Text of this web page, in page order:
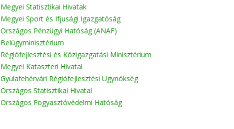
Megyei Statisztikai Hivatak
Megyei Sport és Ifjusági Igazgatóság
Országos Pénzügyi Hatóság (ANAF)
Belügyminisztérium
Régiófejlesztési és Közigazgatási Minisztérium
Megyei Kataszteri Hivatal
Gyulafehérvári Régiófejlesztési Ügynökség
Országos Statisztikai Hivatal
Országos Fogyasztóvédelmi Hatóság